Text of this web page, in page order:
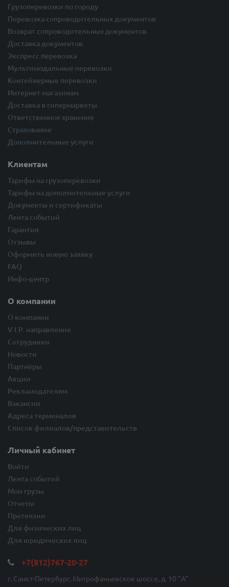
Грузоперевозки по городу
Перевозка сопроводительных документов
Возврат сопроводительных документов
Доставка документов
Экспресс перевозка
Мультимодальные перевозки
Контейнерные перевозки
Интернет-магазинам
Доставка в гипермаркеты
Ответственное хранение
Страхование
Дополнительные услуги
Клиентам
Тарифы на грузоперевозки
Тарифы на дополнительные услуги
Документы и сертификаты
Лента событий
Гарантия
Отзывы
Оформить новую заявку
FAQ
Инфо-центр
О компании
О компании
V.I.P. направление
Сотрудники
Новости
Партнёры
Акции
Рекламодателям
Вакансии
Адреса терминалов
Список филиалов/представительств
Личный кабинет
Войти
Лента событий
Мои грузы
Отчеты
Претензии
Для физических лиц
Для юридических лиц
+7(812)767-20-27
г. Санкт-Петербург, Митрофаньевское шоссе, д. 10 "A"